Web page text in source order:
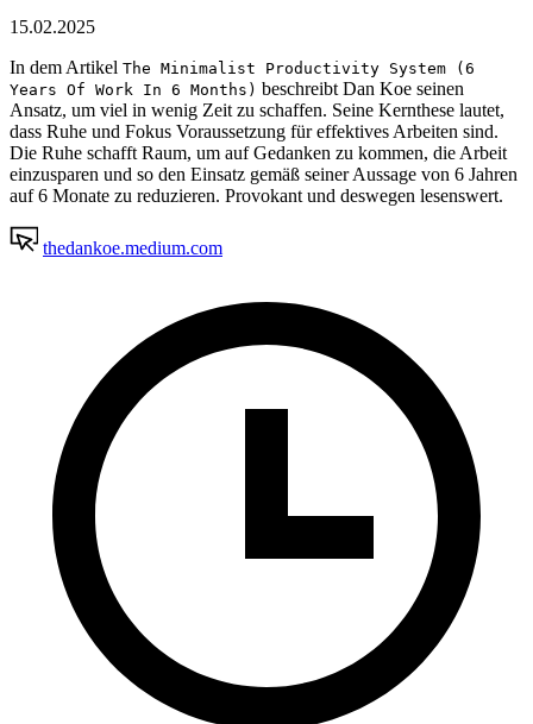
15.02.2025
In dem Artikel The Minimalist Productivity System (6
Years Of Work In 6 Months) beschreibt Dan Koe seinen
Ansatz, um viel in wenig Zeit zu schaffen. Seine Kernthese lautet,
dass Ruhe und Fokus Voraussetzung für effektives Arbeiten sind.
Die Ruhe schafft Raum, um auf Gedanken zu kommen, die Arbeit
einzusparen und so den Einsatz gemäß seiner Aussage von 6 Jahren
auf 6 Monate zu reduzieren. Provokant und deswegen lesenswert.
thedankoe.medium.com